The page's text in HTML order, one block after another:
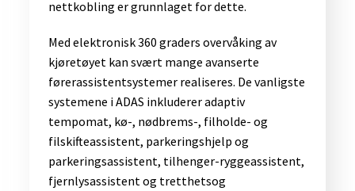
nettkobling er grunnlaget for dette.
​Med elektronisk 360 graders overvåking av
kjøretøyet kan svært mange avanserte
førerassistentsystemer realiseres. De vanligste
systemene i ADAS inkluderer adaptiv
tempomat, kø-, nødbrems-, filholde- og
filskifteassistent, parkeringshjelp og
parkeringsassistent, tilhenger-ryggeassistent,
fjernlysassistent og tretthetsog